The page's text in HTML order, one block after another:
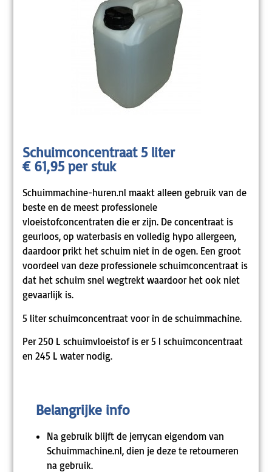
Schuimconcentraat 5 liter
€ 61,95 per stuk
Schuimmachine-huren.nl maakt alleen gebruik van de
beste en de meest professionele
vloeistofconcentraten die er zijn. De concentraat is
geurloos, op waterbasis en volledig hypo allergeen,
daardoor prikt het schuim niet in de ogen. Een groot
voordeel van deze professionele schuimconcentraat is
dat het schuim snel wegtrekt waardoor het ook niet
gevaarlijk is.
5 liter schuimconcentraat voor in de schuimmachine.
Per 250 L schuimvloeistof is er 5 l schuimconcentraat
en 245 L water nodig.
Belangrijke info
Na gebruik blijft de jerrycan eigendom van
Schuimmachine.nl, dien je deze te retourneren
na gebruik.